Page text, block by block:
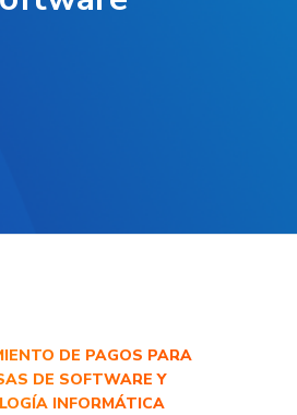
DE PAGOS PARA
DE SOFTWARE Y
INFORMÁTICA